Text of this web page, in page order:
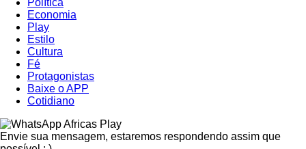
Economia
Play
Estilo
Cultura
Fé
Protagonistas
Baixe o APP
Cotidiano
Africas Play
Envie sua mensagem, estaremos respondendo assim que